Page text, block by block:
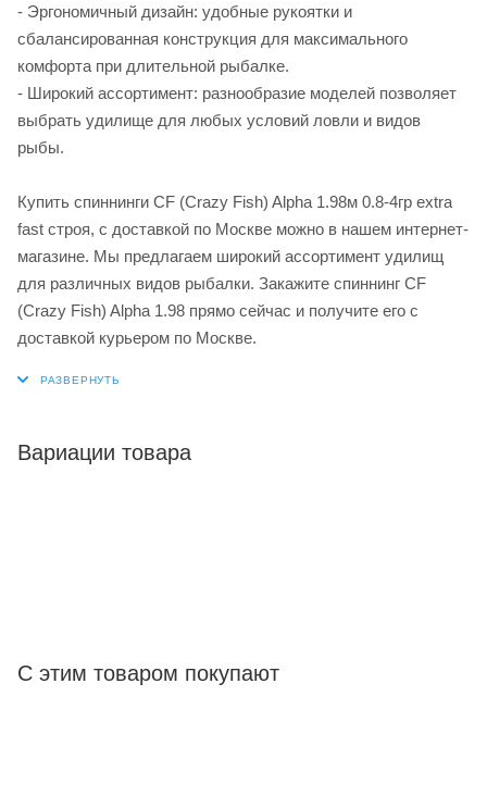
- Эргономичный дизайн: удобные рукоятки и
сбалансированная конструкция для максимального
комфорта при длительной рыбалке.
- Широкий ассортимент: разнообразие моделей позволяет
выбрать удилище для любых условий ловли и видов
рыбы.
Купить спиннинги CF (Crazy Fish) Alpha 1.98м 0.8-4гр extra
fast строя, с доставкой по Москве можно в нашем интернет-
магазине. Мы предлагаем широкий ассортимент удилищ
для различных видов рыбалки. Закажите спиннинг CF
(Crazy Fish) Alpha 1.98 прямо сейчас и получите его с
доставкой курьером по Москве.
Вариации товара
С этим товаром покупают